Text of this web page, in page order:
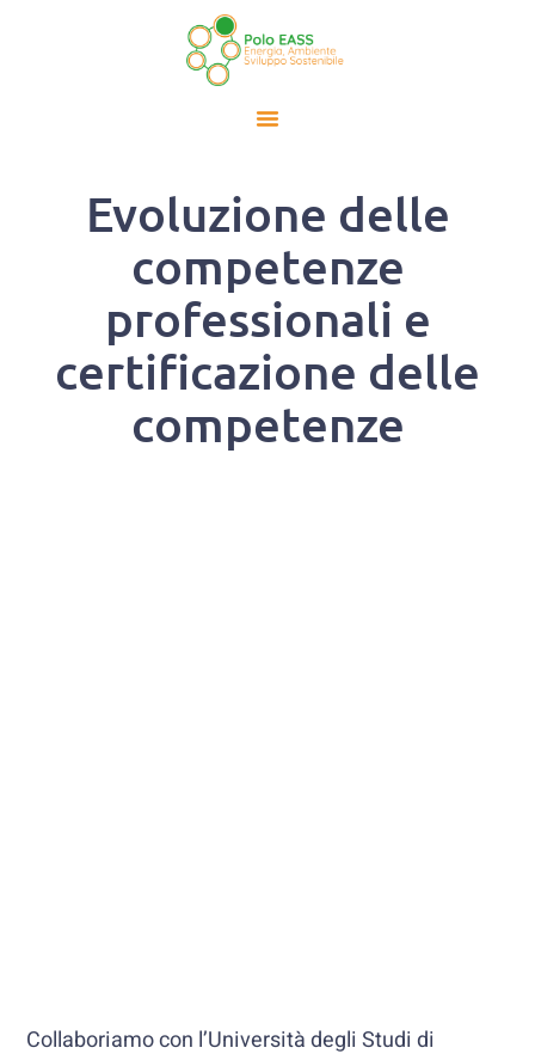
Evoluzione delle
competenze
professionali e
certificazione delle
competenze
Collaboriamo con l’Università degli Studi di